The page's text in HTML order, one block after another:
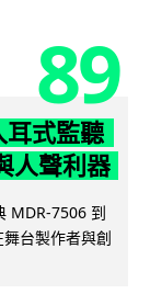
89
耳式監聽
人聲利器
MDR-7506 到
台製作者與創